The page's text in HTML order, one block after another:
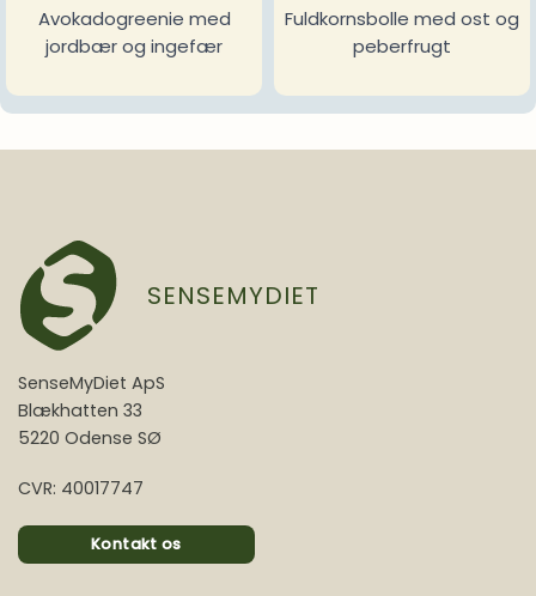
Avokadogreenie med
jordbær og ingefær
Fuldkornsbolle med ost og
peberfrugt
SENSEMYDIET
SenseMyDiet ApS
Blækhatten 33
5220 Odense SØ
CVR: 40017747
Kontakt os